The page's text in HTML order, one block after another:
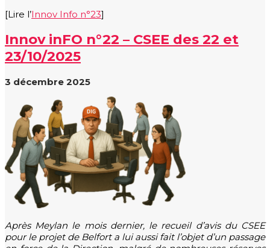
[Lire l’Innov Info n°23]
Innov inFO n°22 – CSEE des 22 et
23/10/2025
3 décembre 2025
Après Meylan le mois dernier, le recueil d’avis du CSEE
pour le projet de Belfort a lui aussi fait l’objet d’un passage